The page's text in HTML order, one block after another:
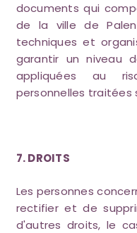
documents qui
de la ville de
techniques et
garantir un niveau
appliquées au
personnelles traitées
7. DROITS
Les personnes
rectifier et de
d'autres droits, le